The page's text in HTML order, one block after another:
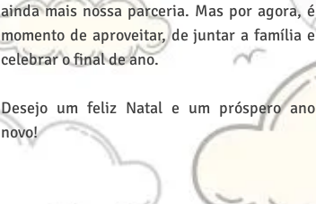
ainda mais nossa parceria. Mas por agora, é
momento de aproveitar, de juntar a família e
celebrar o final de ano.
Desejo um feliz Natal e um próspero ano
novo!